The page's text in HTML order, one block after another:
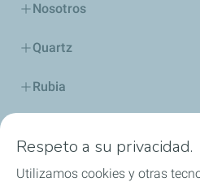
Nosotros
Quartz
Rubia
Lubricantes y
Respeto a su privacidad.
Utilizamos cookies y otras